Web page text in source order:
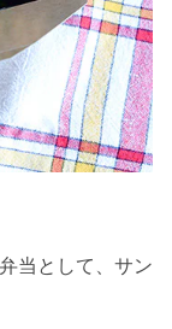
当として、サン